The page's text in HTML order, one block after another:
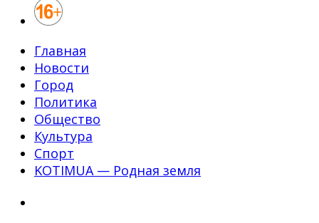
Главная
Новости
Город
Политика
Общество
Культура
Спорт
KOTIMUA — Родная земля